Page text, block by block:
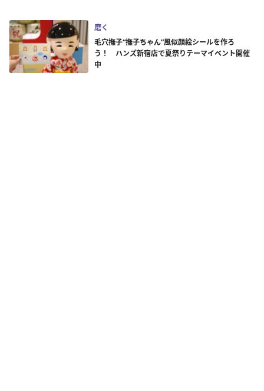
磨く
毛穴撫子“撫子ちゃん”風似顔絵シールを作ろ
う！ ハンズ新宿店で夏祭りテーマイベント開催
中